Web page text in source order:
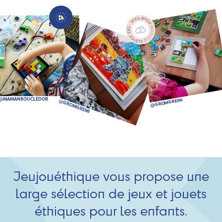
Jeujouéthique vous propose une
large sélection de jeux et jouets
éthiques pour les enfants.